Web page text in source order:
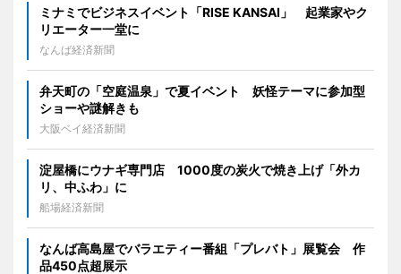
ミナミでビジネスイベント「RISE KANSAI」 起業家やク
リエーター一堂に
なんば経済新聞
弁天町の「空庭温泉」で夏イベント 妖怪テーマに参加型
ショーや謎解きも
大阪ベイ経済新聞
淀屋橋にウナギ専門店 1000度の炭火で焼き上げ「外カ
リ、中ふわ」に
船場経済新聞
なんば高島屋でバラエティー番組「プレバト」展覧会 作
品450点超展示